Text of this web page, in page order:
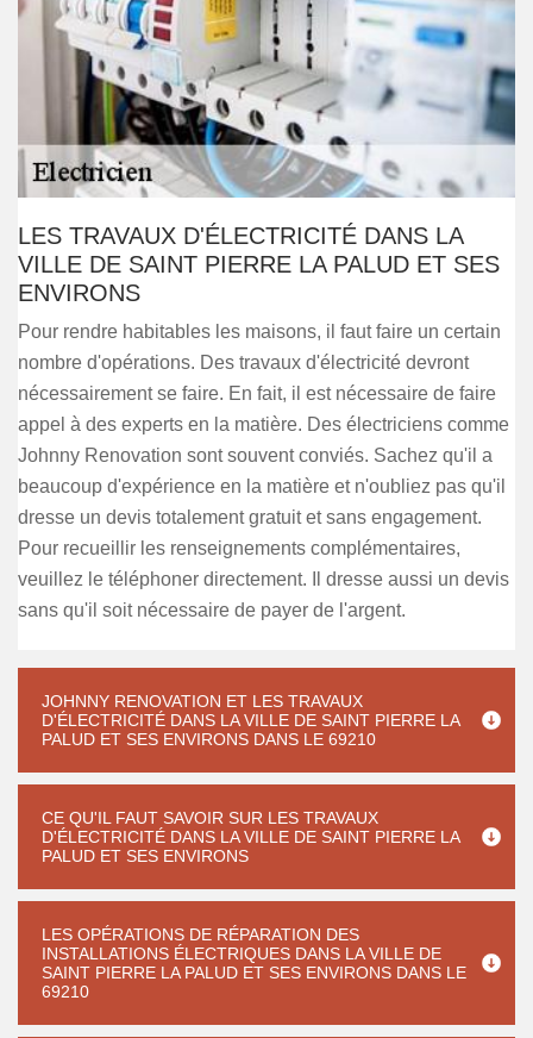
LES TRAVAUX D'ÉLECTRICITÉ DANS LA
VILLE DE SAINT PIERRE LA PALUD ET SES
ENVIRONS
Pour rendre habitables les maisons, il faut faire un certain
nombre d'opérations. Des travaux d'électricité devront
nécessairement se faire. En fait, il est nécessaire de faire
appel à des experts en la matière. Des électriciens comme
Johnny Renovation sont souvent conviés. Sachez qu'il a
beaucoup d'expérience en la matière et n'oubliez pas qu'il
dresse un devis totalement gratuit et sans engagement.
Pour recueillir les renseignements complémentaires,
veuillez le téléphoner directement. Il dresse aussi un devis
sans qu'il soit nécessaire de payer de l'argent.
JOHNNY RENOVATION ET LES TRAVAUX
D'ÉLECTRICITÉ DANS LA VILLE DE SAINT PIERRE LA
PALUD ET SES ENVIRONS DANS LE 69210
CE QU'IL FAUT SAVOIR SUR LES TRAVAUX
D'ÉLECTRICITÉ DANS LA VILLE DE SAINT PIERRE LA
PALUD ET SES ENVIRONS
LES OPÉRATIONS DE RÉPARATION DES
INSTALLATIONS ÉLECTRIQUES DANS LA VILLE DE
SAINT PIERRE LA PALUD ET SES ENVIRONS DANS LE
69210